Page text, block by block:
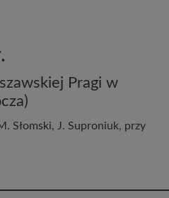
Pragi w
Słomski, J. Suproniuk, przy